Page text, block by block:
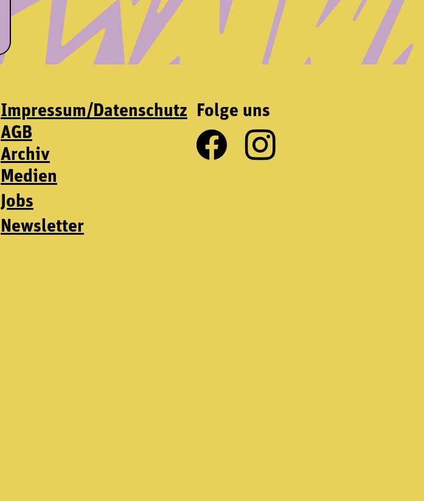
Impressum/Datenschutz
AGB
Archiv
Medien
Jobs
Newsletter
Folge uns